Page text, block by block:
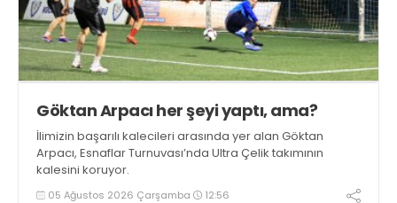
Göktan Arpacı her şeyi yaptı, ama?
İlimizin başarılı kalecileri arasında yer alan Göktan
Arpacı, Esnaflar Turnuvası’nda Ultra Çelik takımının
kalesini koruyor.
05 Ağustos 2026 Çarşamba 12:56